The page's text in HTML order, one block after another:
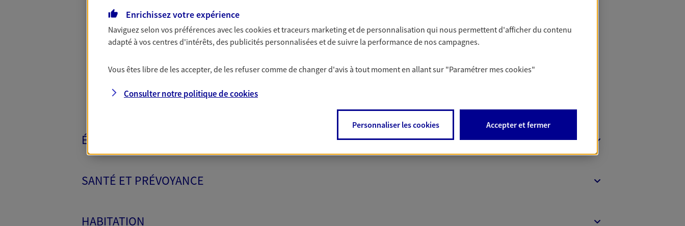
Toutes nos solutions AXA Épargne et Protection
ÉPARGNE ET RETRAITE
SANTÉ ET PRÉVOYANCE
HABITATION
Enrichissez votre expérience
Naviguez selon vos préférences avec lescookies et traceurs marketing et de personnalisation qui nous permettent d'afficher du contenu
adapté à vos centres d'intérêts, des publicités personnalisées et de suivre la performance de nos campagnes.
Vous êtes libre de les accepter, de les refuser comme de changer d'avis à tout moment en allant sur "Paramétrer mescookies"
Consulter notre politique decookies
Personnaliser les cookies Accepter et fermer